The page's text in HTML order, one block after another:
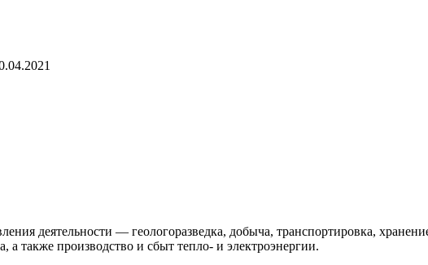
деятельности — геологоразведка, добыча, транспортировка,
а также производство и сбыт тепло- и электроэнергии.